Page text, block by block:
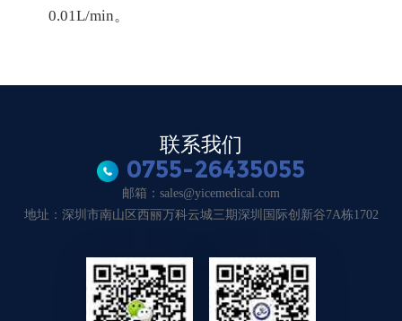
0.01L/min。
联系我们
0755-26435055
邮箱：sales@yicemedical.com
地址：深圳市南山区西丽万科云城三期深圳国际创新谷7A栋1702